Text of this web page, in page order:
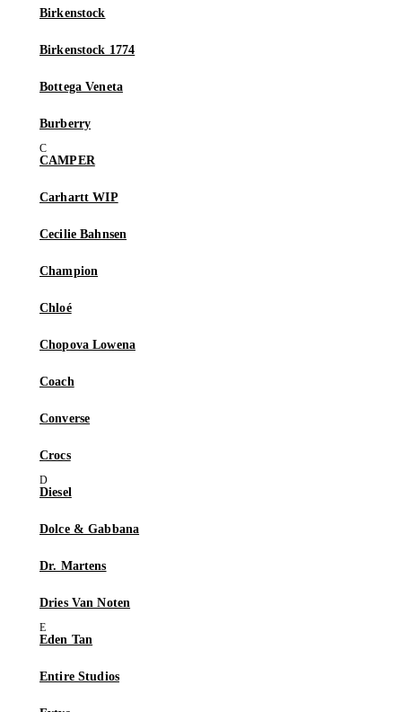
Birkenstock
Birkenstock 1774
Bottega Veneta
Burberry
CAMPER
Carhartt WIP
Cecilie Bahnsen
Champion
Chloé
Chopova Lowena
Coach
Converse
Crocs
Diesel
Dolce & Gabbana
Dr. Martens
Dries Van Noten
Eden Tan
Entire Studios